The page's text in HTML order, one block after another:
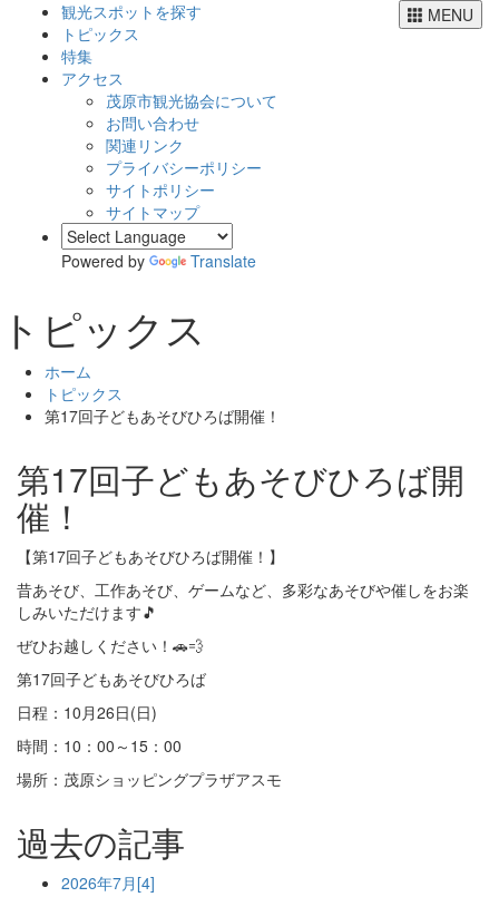
MENU
観光スポットを探す
トピックス
特集
アクセス
茂原市観光協会について
お問い合わせ
関連リンク
プライバシーポリシー
サイトポリシー
サイトマップ
Powered by Translate
トピックス
ホーム
トピックス
第17回子どもあそびひろば開催！
第17回子どもあそびひろば開
催！
【第17回子どもあそびひろば開催！】
昔あそび、工作あそび、ゲームなど、多彩なあそびや催しをお楽
しみいただけます🎵
ぜひお越しください！🚗💨
第17回子どもあそびひろば
日程：10月26日(日)
時間：10：00～15：00
場所：茂原ショッピングプラザアスモ
過去の記事
2026年7月[4]